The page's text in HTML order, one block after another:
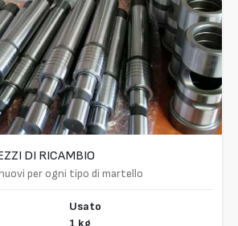
DI RICAMBIO
per ogni tipo di martello
Usato
1 kg